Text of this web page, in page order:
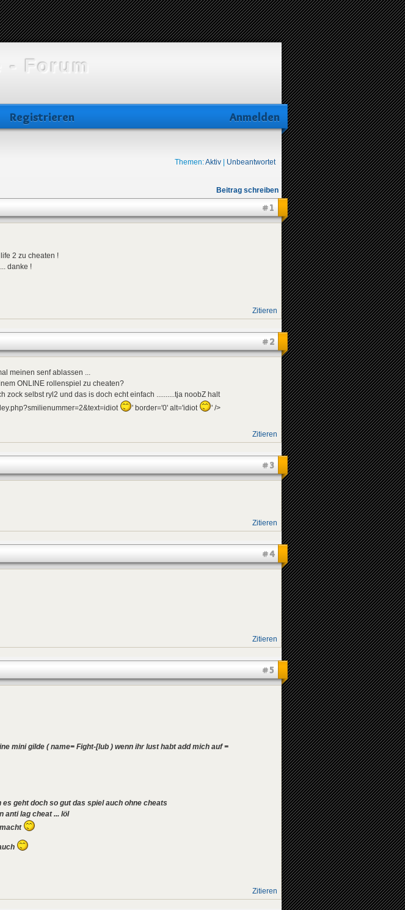
- Forum
Registrieren Anmelden
Themen:Aktiv
Unbeantwortet
Beitrag schreiben
#1
2 zu cheaten !
danke !
Zitieren
#2
meinen senf ablassen ...
ONLINE rollenspiel zu cheaten?
zock selbst ryl2 und das is doch echt einfach ..........tja noobZ halt
' border='0' alt='idiot ' />
Zitieren
#3
Zitieren
#4
Zitieren
#5
mini gilde ( name= Fight-[lub ) wenn ihr lust habt add mich auf =
geht doch so gut das spiel auch ohne cheats
anti lag cheat ... löl
Zitieren